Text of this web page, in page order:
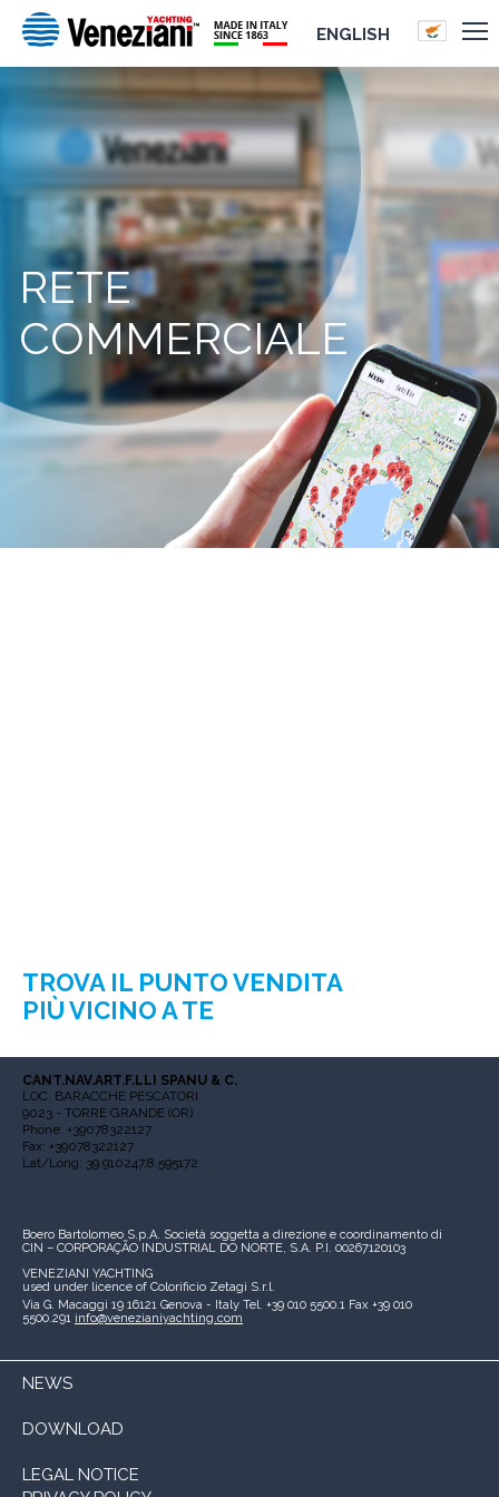
ENGLISH
RETE
COMMERCIALE
TROVA IL PUNTO VENDITA
PIÙ VICINO A TE
CANT.NAV.ART.F.LLI SPANU & C.
LOC. BARACCHE PESCATORI
9023 - TORRE GRANDE (OR)
Phone: +39078322127
Fax: +39078322127
Lat/Long: 39.910247,8.595172
Boero Bartolomeo S.p.A. Società soggetta a direzione e coordinamento di
CIN – CORPORAÇÃO INDUSTRIAL DO NORTE, S.A. P.I. 00267120103
VENEZIANI YACHTING
used under licence of Colorificio Zetagi S.r.l.
Via G. Macaggi 19 16121 Genova - Italy Tel. +39 010 5500.1 Fax +39 010
5500.291 info@venezianiyachting.com
NEWS
DOWNLOAD
LEGAL NOTICE